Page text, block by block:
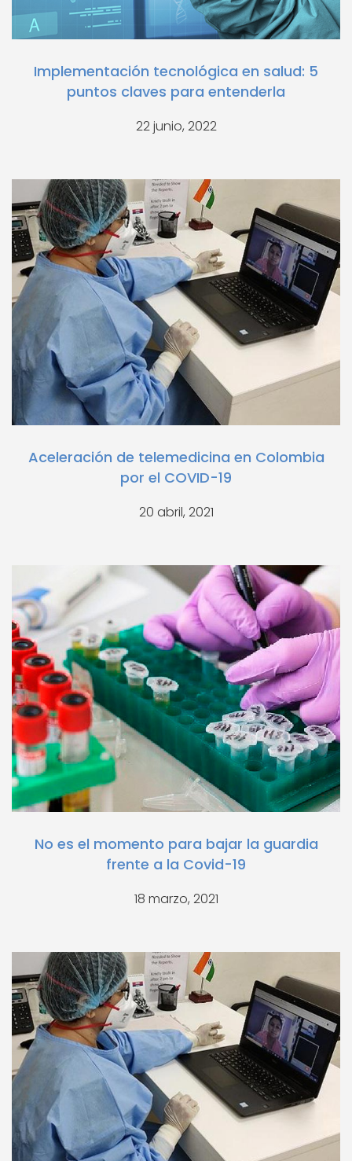
Implementación tecnológica en salud: 5
puntos claves para entenderla
22 junio, 2022
Aceleración de telemedicina en Colombia
por el COVID-19
20 abril, 2021
No es el momento para bajar la guardia
frente a la Covid-19
18 marzo, 2021